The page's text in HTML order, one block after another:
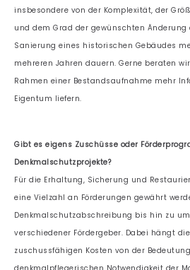
insbesondere von der Komplexität, der
und dem Grad der gewünschten Änderung
Sanierung eines historischen Gebäudes
mehreren Jahren dauern. Gerne beraten
Rahmen einer Bestandsaufnahme mehr
Eigentum liefern.
Gibt es eigens Zuschüsse oder
Denkmalschutzprojekte?
Für die Erhaltung, Sicherung und
eine Vielzahl an Förderungen gewährt
Denkmalschutzabschreibung bis hin zu
verschiedener Fördergeber. Dabei hängt
zuschussfähigen Kosten von der